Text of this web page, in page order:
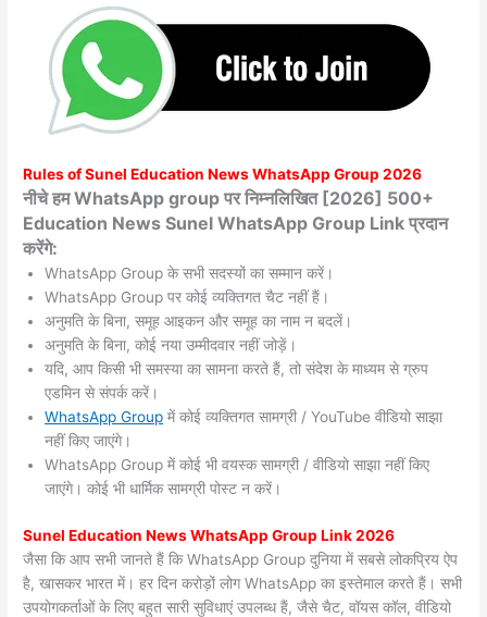
Rules ofSunelEducation News WhatsApp Group 2026
नीचे हम WhatsApp group पर निम्नलिखित [2026] 500+
Education News Sunel WhatsApp Group Link प्रदान
करेंगे:
WhatsApp Group के सभी सदस्यों का सम्मान करें।
WhatsApp Group पर कोई व्यक्तिगत चैट नहीं हैं।
अनुमति के बिना, समूह आइकन और समूह का नाम न बदलें।
अनुमति के बिना, कोई नया उम्मीदवार नहीं जोड़ें।
यदि, आप किसी भी समस्या का सामना करते हैं, तो संदेश के माध्यम से ग्रुप
एडमिन से संपर्क करें।
WhatsApp Group में कोई व्यक्तिगत सामग्री / YouTube वीडियो साझा
नहीं किए जाएंगे।
WhatsApp Group में कोई भी वयस्क सामग्री / वीडियो साझा नहीं किए
जाएंगे। कोई भी धार्मिक सामग्री पोस्ट न करें।
SunelEducation News WhatsApp Group Link 2026
जैसा कि आप सभी जानते हैं कि WhatsApp Group दुनिया में सबसे लोकप्रिय ऐप
है, खासकर भारत में। हर दिन करोड़ों लोग WhatsApp का इस्तेमाल करते हैं। सभी
उपयोगकर्ताओं के लिए बहुत सारी सुविधाएं उपलब्ध हैं, जैसे चैट, वॉयस कॉल, वीडियो